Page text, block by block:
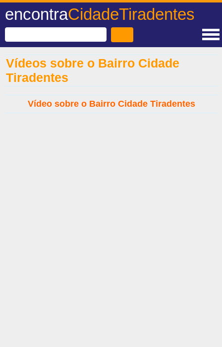
encontraCidadeTiradentes
Vídeos sobre o Bairro Cidade
Tiradentes
Vídeo sobre o Bairro Cidade Tiradentes